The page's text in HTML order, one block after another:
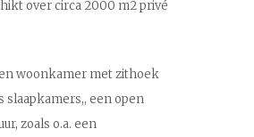
over circa 2000 m2 privé
woonkamer met zithoek
een open
zoals o.a. een